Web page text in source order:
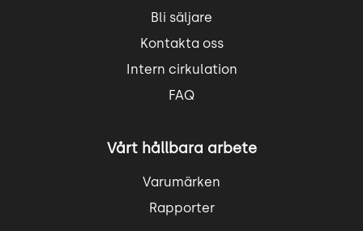
Bli säljare
Kontakta oss
Intern cirkulation
FAQ
Vårt hållbara arbete
Varumärken
Rapporter